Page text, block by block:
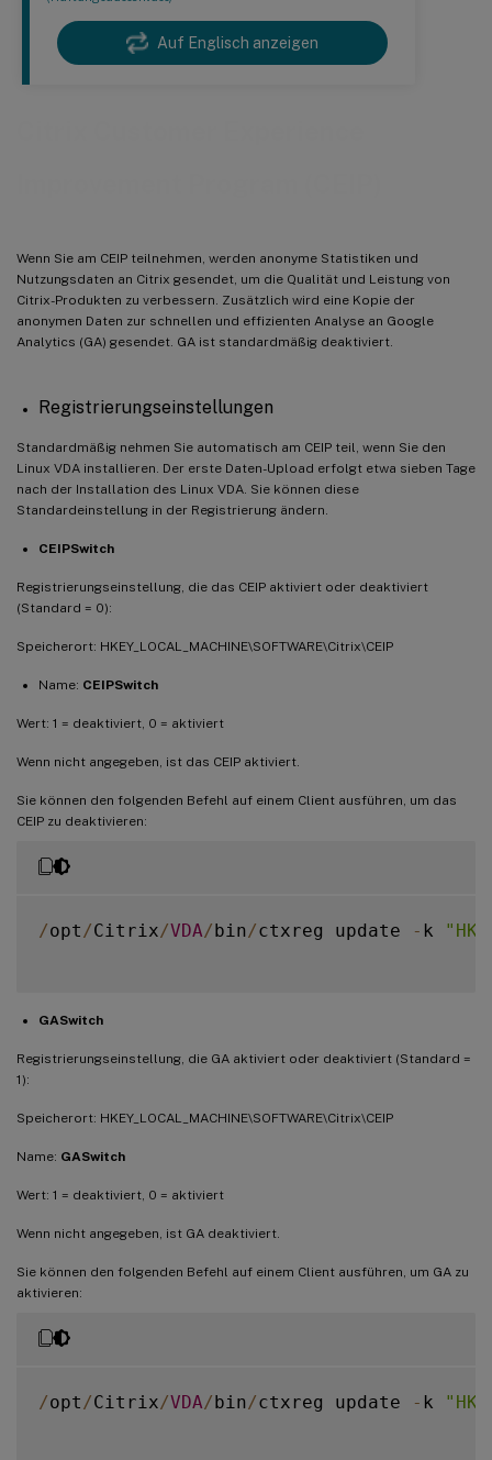
Auf Englisch anzeigen
Wenn Sie am CEIP teilnehmen, werden anonyme Statistiken und
Nutzungsdaten an Citrix gesendet, um die Qualität und Leistung von
Citrix-Produkten zu verbessern. Zusätzlich wird eine Kopie der
anonymen Daten zur schnellen und effizienten Analyse an Google
Analytics (GA) gesendet. GA ist standardmäßig deaktiviert.
Registrierungseinstellungen
Standardmäßig nehmen Sie automatisch am CEIP teil, wenn Sie den
Linux VDA installieren. Der erste Daten-Upload erfolgt etwa sieben Tage
nach der Installation des Linux VDA. Sie können diese
Standardeinstellung in der Registrierung ändern.
CEIPSwitch
Registrierungseinstellung, die das CEIP aktiviert oder deaktiviert
(Standard = 0):
Speicherort: HKEY_LOCAL_MACHINE\SOFTWARE\Citrix\CEIP
Name: CEIPSwitch
Wert: 1 = deaktiviert, 0 = aktiviert
Wenn nicht angegeben, ist das CEIP aktiviert.
Sie können den folgenden Befehl auf einem Client ausführen, um das
CEIP zu deaktivieren:
/opt /Citrix/VDA/bin/ctxreg update - k
GASwitch
Registrierungseinstellung, die GA aktiviert oder deaktiviert (Standard =
1):
Speicherort: HKEY_LOCAL_MACHINE\SOFTWARE\Citrix\CEIP
Name: GASwitch
Wert: 1 = deaktiviert, 0 = aktiviert
Wenn nicht angegeben, ist GA deaktiviert.
Sie können den folgenden Befehl auf einem Client ausführen, um GA zu
aktivieren:
/opt /Citrix/VDA/bin/ctxreg update - k